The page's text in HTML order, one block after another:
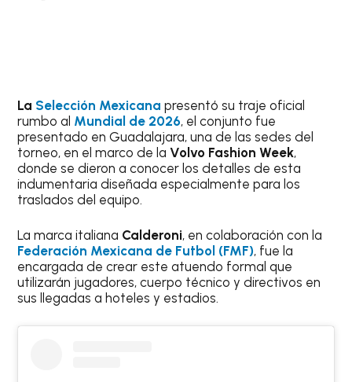
La Selección Mexicana presentó su traje oficial
rumbo al Mundial de 2026, el conjunto fue
presentado en Guadalajara, una de las sedes del
torneo, en el marco de laVolvo Fashion Week,
donde se dieron a conocer los detalles de esta
indumentaria diseñada especialmente para los
traslados del equipo.
La marca italiana Calderoni, en colaboración con la
Federación Mexicana de Futbol (FMF), fue la
encargada de crear este atuendo formal que
utilizarán jugadores, cuerpo técnico y directivos en
sus llegadas a hoteles y estadios.